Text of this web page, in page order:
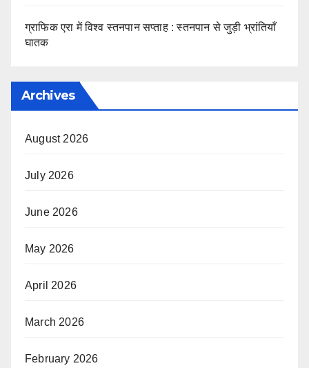
ग्राफिक एरा में विश्व स्तनपान सप्ताह : स्तनपान से जुड़ी भ्रांतियाँ
घातक
Archives
August 2026
July 2026
June 2026
May 2026
April 2026
March 2026
February 2026